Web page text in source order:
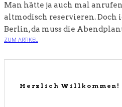
Man hätte ja auch mal
altmodisch reservieren.
Berlin, da muss die
ZUM ARTIKEL
Herzlich Willkommen!